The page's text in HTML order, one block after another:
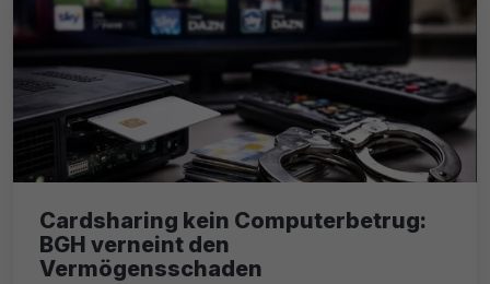
Cardsharing kein Computerbetrug:
BGH verneint den
Vermögensschaden